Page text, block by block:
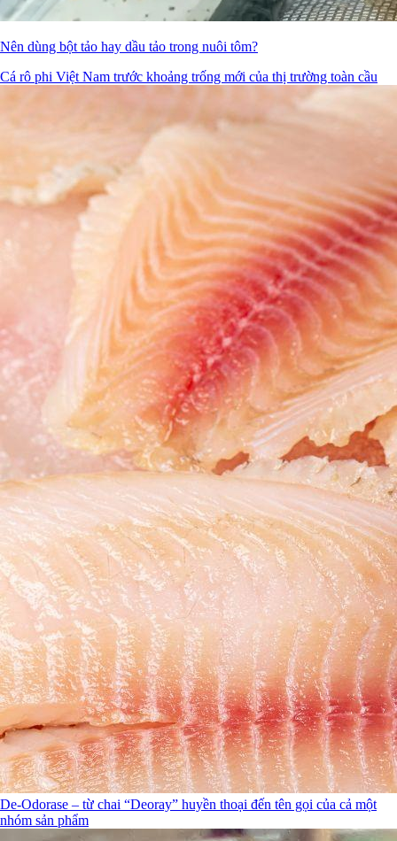
Nên dùng bột tảo hay dầu tảo trong nuôi tôm?
Cá rô phi Việt Nam trước khoảng trống mới của thị trường toàn cầu
De-Odorase – từ chai “Deoray” huyền thoại đến tên gọi của cả một
nhóm sản phẩm